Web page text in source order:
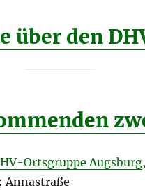
über den
Ortsgruppe Augsburg
Annastraße